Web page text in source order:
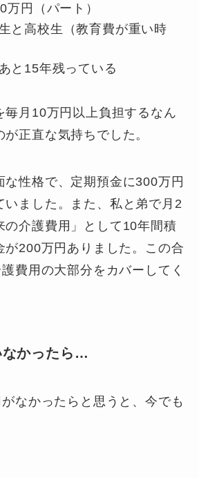
円（パート）
と高校生（教育費が重い時
と15年残っている
毎月10万円以上負担するなん
正直な気持ちでした。
な性格で、定期預金に300万円
いました。また、私と弟で月2
の介護費用」として10年間積
が200万円ありました。この合
費用の大部分をカバーしてく
なかったら…
なかったらと思うと、今でも